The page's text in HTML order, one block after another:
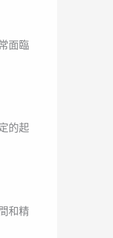
面臨
的起
和精